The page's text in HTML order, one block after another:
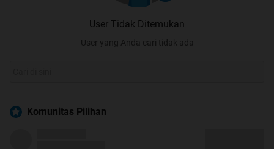
User Tidak Ditemukan
User yang Anda cari tidak ada
Komunitas Pilihan